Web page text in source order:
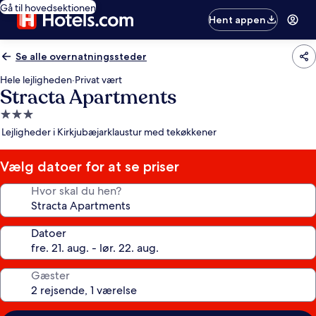
Gå til hovedsektionen
Hent appen
Se alle overnatningssteder
Hele lejligheden·Privat vært
Stracta Apartments
3.0-
stjernet
Lejligheder i Kirkjubæjarklaustur med tekøkkener
Vælg datoer for at se priser
Hvor skal du hen?
Datoer
Gæster